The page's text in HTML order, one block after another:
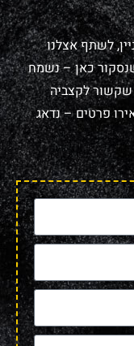
לשתף אצלנו
כאן – נשמח
שקשור לקצביה
פרטים – נדאג